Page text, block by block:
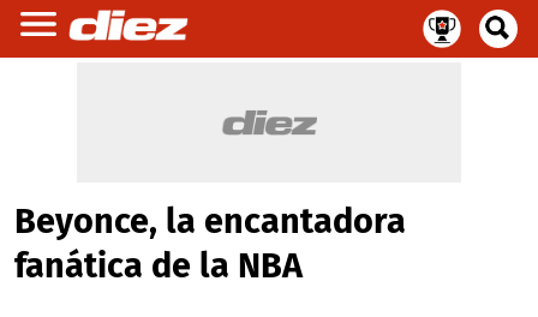
Beyonce, la encantadora
fanática de la NBA